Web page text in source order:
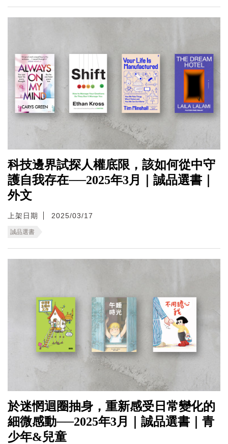
科技邊界試探人權底限，該如何從中守
護自我存在──2025年3月｜誠品選書｜
外文
上架日期 2025/03/17
誠品選書
於迷惘迴圈抽身，重新感受日常變化的
細微感動──2025年3月｜誠品選書｜青
少年&兒童